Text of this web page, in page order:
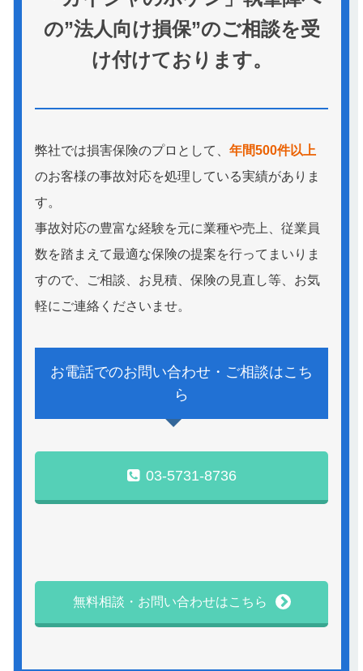
の”法人向け損保”のご相談を受
け付けております。
弊社では損害保険のプロとして、 年間500件以上
のお客様の事故対応を処理している実績がありま
す。
事故対応の豊富な経験を元に業種や売上、従業員
数を踏まえて最適な保険の提案を行ってまいりま
すので、ご相談、お見積、保険の見直し等、お気
軽にご連絡くださいませ。
お電話でのお問い合わせ・ご相談はこち
ら
03-5731-8736
無料相談・お問い合わせはこちら